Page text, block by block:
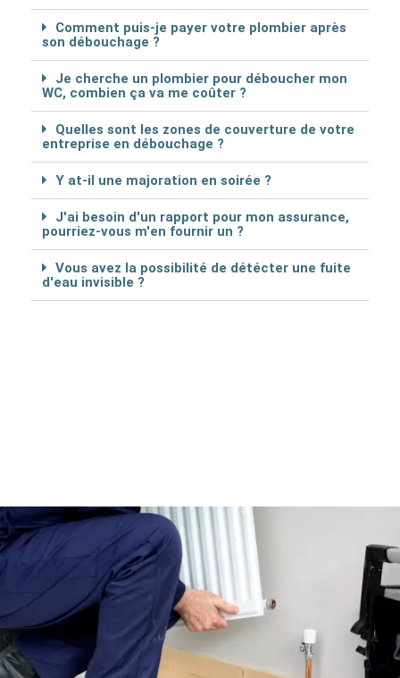
Comment puis-je payer votre plombier après
son débouchage ?
Je cherche un plombier pour déboucher mon
WC, combien ça va me coûter ?
Quelles sont les zones de couverture de votre
entreprise en débouchage ?
Y at-il une majoration en soirée ?
J'ai besoin d'un rapport pour mon assurance,
pourriez-vous m'en fournir un ?
Vous avez la possibilité de détécter une fuite
d'eau invisible ?